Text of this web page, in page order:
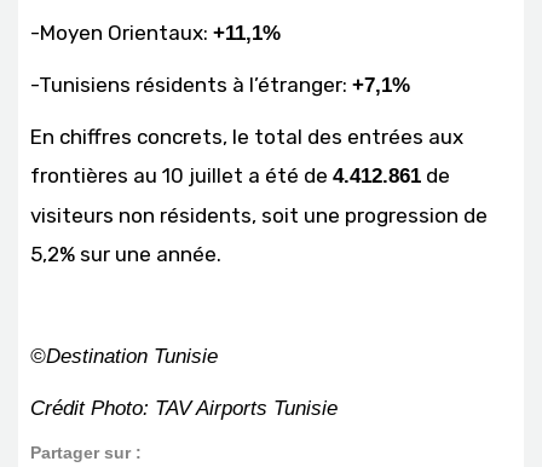
-Moyen Orientaux: +11,1%
-Tunisiens résidents à l’étranger: +7,1%
En chiffres concrets, le total des entrées aux
frontières au 10 juillet a été de 4.412.861 de
visiteurs non résidents, soit une progression de
5,2% sur une année.
©Destination Tunisie
Crédit Photo: TAV Airports Tunisie
Partager sur :